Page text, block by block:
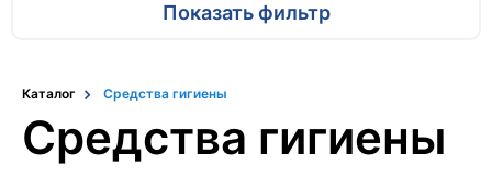
Показать фильтр
Каталог Средства гигиены
Средства гигиены